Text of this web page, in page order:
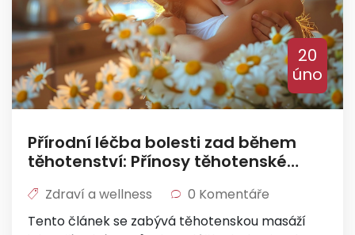
20
úno
Přírodní léčba bolesti zad během
těhotenství: Přínosy těhotenské
Zdraví a wellness
0 Komentáře
Tento článek se zabývá těhotenskou masáží